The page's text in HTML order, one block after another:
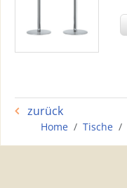
zurück
Home Tische